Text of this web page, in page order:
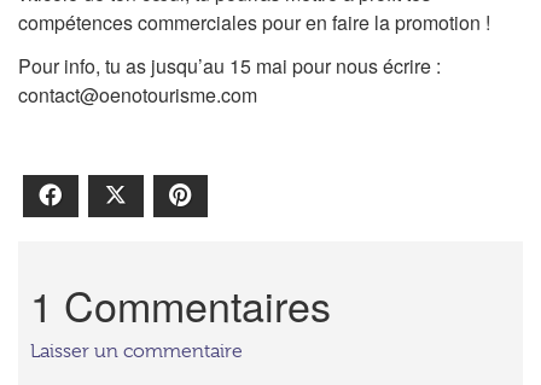
compétences commerciales pour en faire la promotion !
Pour info, tu as jusqu’au 15 mai pour nous écrire :
contact@oenotourisme.com
Facebook
1 Commentaires
Laisser un commentaire